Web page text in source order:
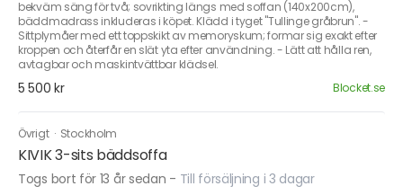
bekväm säng för två; sovrikting längs med soffan (140x200cm),
bäddmadrass inkluderas i köpet. Klädd i tyget "Tullinge gråbrun". -
Sittplymåer med ett toppskikt av memoryskum; formar sig exakt efter
kroppen och återfår en slät yta efter användning. - Lätt att hålla ren,
avtagbar och maskintvättbar klädsel.
5 500 kr Blocket.se
Övrigt · Stockholm
KIVIK 3-sits bäddsoffa
Togs bort för 13 år sedan - Till försäljning i 3 dagar